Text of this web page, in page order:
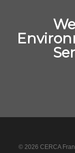
© 2026 CERCA